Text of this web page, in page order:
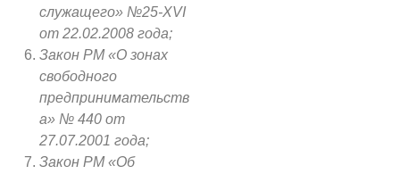
служащего» №25-XVI
от 22.02.2008 года;
Закон РМ «О зонах
свободного
предпринимательств
а» № 440 от
27.07.2001 года;
Закон РМ «Об